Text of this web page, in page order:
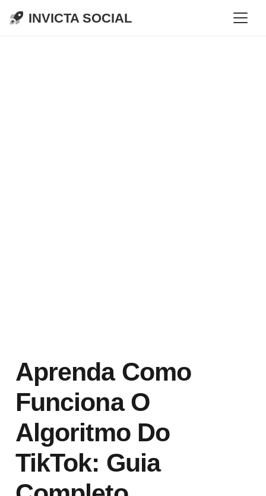
INVICTA SOCIAL
Aprenda Como
Funciona O
Algoritmo Do
TikTok: Guia